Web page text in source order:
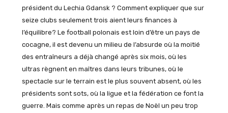
président du Lechia Gdansk ? Comment expliquer que sur
seize clubs seulement trois aient leurs finances à
l’équilibre? Le football polonais est loin d’être un pays de
cocagne, il est devenu un milieu de l’absurde où la moitié
des entraîneurs a déjà changé après six mois, où les
ultras règnent en maîtres dans leurs tribunes, où le
spectacle sur le terrain est le plus souvent absent, où les
présidents sont sots, où la ligue et la fédération ce font la
guerre. Mais comme après un repas de Noël un peu trop